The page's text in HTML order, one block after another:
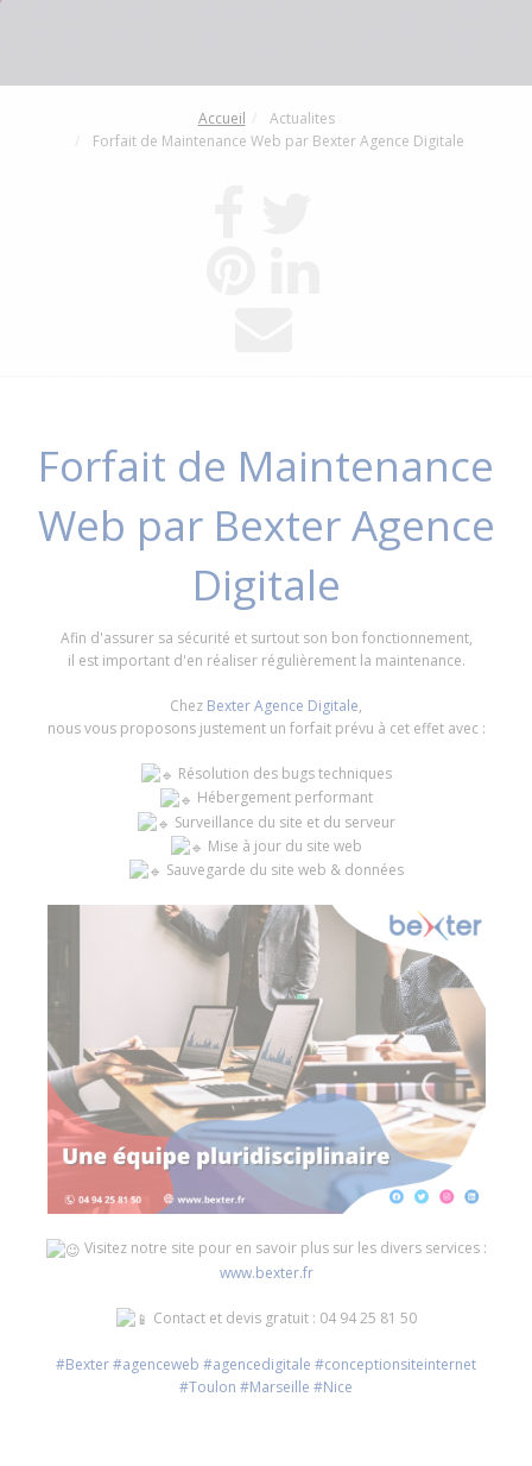
Accueil
Actualites
Forfait de Maintenance Web par Bexter Agence Digitale
Forfait de Maintenance
Web par Bexter Agence
Digitale
Afin d'assurer sa sécurité et surtout son bon fonctionnement,
il est important d'en réaliser régulièrement la maintenance.
Chez Bexter Agence Digitale,
nous vous proposons justement un forfait prévu à cet effet avec :
Résolution des bugs techniques
Hébergement performant
Surveillance du site et du serveur
Mise à jour du site web
Sauvegarde du site web & données
Visitez notre site pour en savoir plus sur les divers services :
www.bexter.fr
Contact et devis gratuit : 04 94 25 81 50
#Bexter#agenceweb #agencedigitale #conceptionsiteinternet
#Toulon #Marseille #Nice